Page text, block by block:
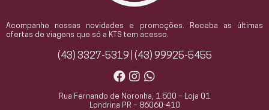
Acompanhe nossas novidades e promoções. Receba as últimas
ofertas de viagens que só a KTS tem acesso.
(43) 3327-5319 | (43) 99925-5455
Rua Fernando de Noronha, 1.500 – Loja 01
Londrina PR – 86060-410